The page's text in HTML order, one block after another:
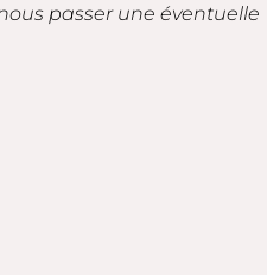
passer une éventuelle